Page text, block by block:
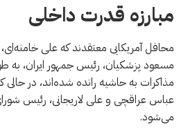
مبارزه قدرت داخلی
محافل آمریکایی معتقدند که علی
مسعود پزشکیان، رئیس جمهور ایران، به
مذاکرات به حاشیه رانده شده‌اند، در حالی
عباس عراقچی و علی لاریجانی، رئیس
می‌شود.